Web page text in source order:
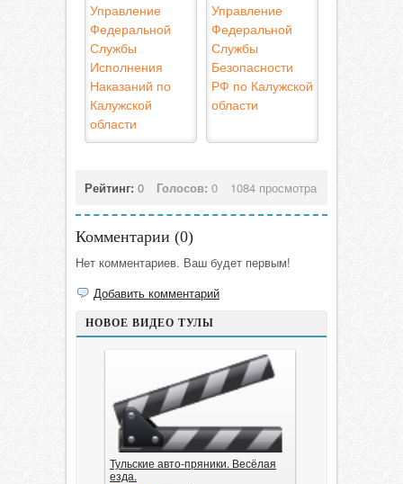
Управление
Федеральной
Службы
Исполнения
Наказаний по
Калужской
области
Управление
Федеральной
Службы
Безопасности
РФ по Калужской
области
Рейтинг: 0 Голосов: 0 1084 просмотра
Комментарии (0)
Нет комментариев. Ваш будет первым!
Добавить комментарий
НОВОЕ ВИДЕО ТУЛЫ
Тульские авто-пряники. Весёлая
езда.